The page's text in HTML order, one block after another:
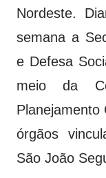
Nordeste.
semana a
e Defesa
meio da
Planejamento
órgãos
São João